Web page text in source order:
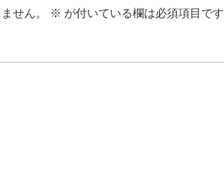
せん。 ※ が付いている欄は必須項目です